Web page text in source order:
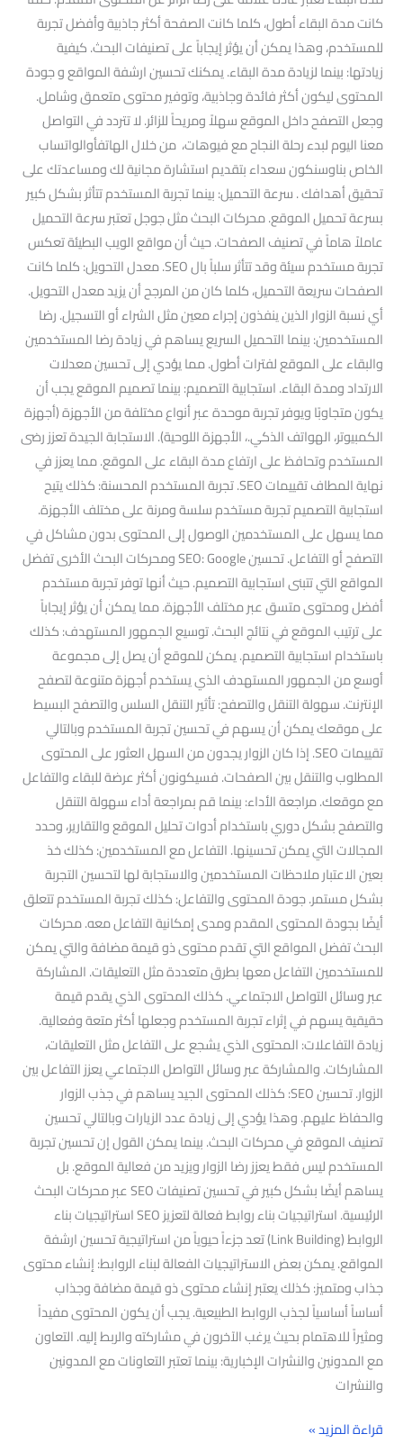
كانت مدة البقاء أطول، كلما كانت الصفحة أكثر جاذبية وأفضل تجربة
للمستخدم، وهذا يمكن أن يؤثر إيجاباً على تصنيفات البحث. كيفية
زيادتها: بينما لزيادة مدة البقاء. يمكنك تحسين ارشفة المواقع و جودة
المحتوى ليكون أكثر فائدة وجاذبية، وتوفير محتوى متعمق وشامل.
وجعل التصفح داخل الموقع سهلاً ومريحاً للزائر. لا تتردد في التواصل
معنا اليوم لبدء رحلة النجاح مع فيوهات، من خلال الهاتفأوالواتساب
الخاص بناوسنكون سعداء بتقديم استشارة مجانية لك ومساعدتك على
تحقيق أهدافك . سرعة التحميل: بينما تجربة المستخدم تتأثر بشكل كبير
بسرعة تحميل الموقع. محركات البحث مثل جوجل تعتبر سرعة التحميل
عاملاً هاماً في تصنيف الصفحات. حيث أن مواقع الويب البطيئة تعكس
تجربة مستخدم سيئة وقد تتأثر سلباً بال SEO. معدل التحويل: كلما كانت
الصفحات سريعة التحميل، كلما كان من المرجح أن يزيد معدل التحويل.
أي نسبة الزوار الذين ينفذون إجراء معين مثل الشراء أو التسجيل. رضا
المستخدمين: بينما التحميل السريع يساهم في زيادة رضا المستخدمين
والبقاء على الموقع لفترات أطول. مما يؤدي إلى تحسين معدلات
الارتداد ومدة البقاء. استجابية التصميم: بينما تصميم الموقع يجب أن
يكون متجاوبًا ويوفر تجربة موحدة عبر أنواع مختلفة من الأجهزة (أجهزة
الكمبيوتر، الهواتف الذكي.، الأجهزة اللوحية). الاستجابة الجيدة تعزز رضى
المستخدم وتحافظ على ارتفاع مدة البقاء على الموقع. مما يعزز في
نهاية المطاف تقييمات SEO. تجربة المستخدم المحسنة: كذلك يتيح
استجابية التصميم تجربة مستخدم سلسة ومرنة على مختلف الأجهزة.
مما يسهل على المستخدمين الوصول إلى المحتوى بدون مشاكل في
التصفح أو التفاعل. تحسين SEO: Google ومحركات البحث الأخرى تفضل
المواقع التي تتبنى استجابية التصميم. حيث أنها توفر تجربة مستخدم
أفضل ومحتوى متسق عبر مختلف الأجهزة. مما يمكن أن يؤثر إيجاباً
على ترتيب الموقع في نتائج البحث. توسيع الجمهور المستهدف: كذلك
باستخدام استجابية التصميم. يمكن للموقع أن يصل إلى مجموعة
أوسع من الجمهور المستهدف الذي يستخدم أجهزة متنوعة لتصفح
الإنترنت. سهولة التنقل والتصفح: تأثير التنقل السلس والتصفح البسيط
على موقعك يمكن أن يسهم في تحسين تجربة المستخدم وبالتالي
تقييمات SEO. إذا كان الزوار يجدون من السهل العثور على المحتوى
المطلوب والتنقل بين الصفحات. فسيكونون أكثر عرضة للبقاء والتفاعل
مع موقعك. مراجعة الأداء: بينما قم بمراجعة أداء سهولة التنقل
والتصفح بشكل دوري باستخدام أدوات تحليل الموقع والتقارير، وحدد
المجالات التي يمكن تحسينها. التفاعل مع المستخدمين: كذلك خذ
بعين الاعتبار ملاحظات المستخدمين والاستجابة لها لتحسين التجربة
بشكل مستمر. جودة المحتوى والتفاعل: كذلك تجربة المستخدم تتعلق
أيضًا بجودة المحتوى المقدم ومدى إمكانية التفاعل معه. محركات
البحث تفضل المواقع التي تقدم محتوى ذو قيمة مضافة والتي يمكن
للمستخدمين التفاعل معها بطرق متعددة مثل التعليقات. المشاركة
عبر وسائل التواصل الاجتماعي. كذلك المحتوى الذي يقدم قيمة
حقيقية يسهم في إثراء تجربة المستخدم وجعلها أكثر متعة وفعالية.
زيادة التفاعلات: المحتوى الذي يشجع على التفاعل مثل التعليقات،
المشاركات. والمشاركة عبر وسائل التواصل الاجتماعي يعزز التفاعل بين
الزوار. تحسين SEO: كذلك المحتوى الجيد يساهم في جذب الزوار
والحفاظ عليهم. وهذا يؤدي إلى زيادة عدد الزيارات وبالتالي تحسين
تصنيف الموقع في محركات البحث. بينما يمكن القول إن تحسين تجربة
المستخدم ليس فقط يعزز رضا الزوار ويزيد من فعالية الموقع. بل
يساهم أيضًا بشكل كبير في تحسين تصنيفات SEO عبر محركات البحث
الرئيسية. استراتيجيات بناء روابط فعالة لتعزيز SEO استراتيجيات بناء
الروابط (Link Building) تعد جزءاً حيوياً من استراتيجية تحسين ارشفة
المواقع. يمكن بعض الاستراتيجيات الفعالة لبناء الروابط: إنشاء محتوى
جذاب ومتميز: كذلك يعتبر إنشاء محتوى ذو قيمة مضافة وجذاب
أساساً أساسياً لجذب الروابط الطبيعية. يجب أن يكون المحتوى مفيداً
ومثيراً للاهتمام بحيث يرغب الآخرون في مشاركته والربط إليه. التعاون
مع المدونين والنشرات الإخبارية: بينما تعتبر التعاونات مع المدونين
والنشرات
قراءة المزيد »